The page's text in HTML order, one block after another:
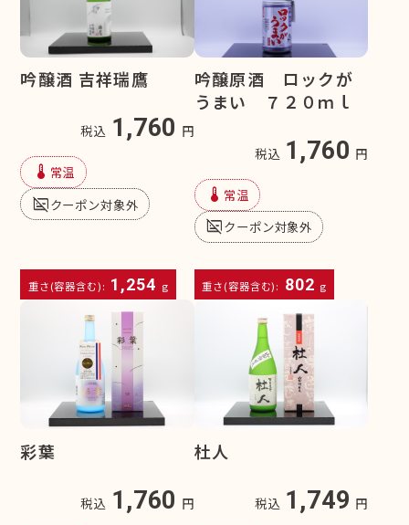
吟醸酒 吉祥瑞鷹
税込 1,760 円
device_thermostat 常温
subtitles_offクーポン対象外
重さ(容器含む): 1,254 g
吟醸原酒 ロックが
うまい ７２０ｍｌ
税込 1,760 円
device_thermostat 常温
subtitles_offクーポン対象外
重さ(容器含む): 802 g
彩葉
税込 1,760 円
杜人
税込 1,749 円